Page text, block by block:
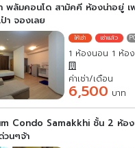
า พลัมคอนโด สามัคคี ห้องน่าอยู่ เ
า จองเลย
1 ห้องนอน 1 ห้อ
ค่าเช่า/เดือน
6,500 บาท
Condo Samakkhi ชั้น 2 ห้อ
วนๆจ้า